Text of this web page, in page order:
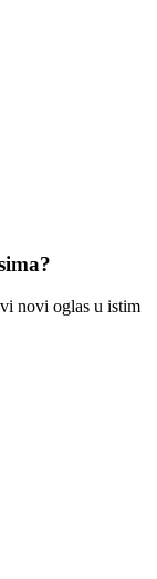
novi oglas u istim